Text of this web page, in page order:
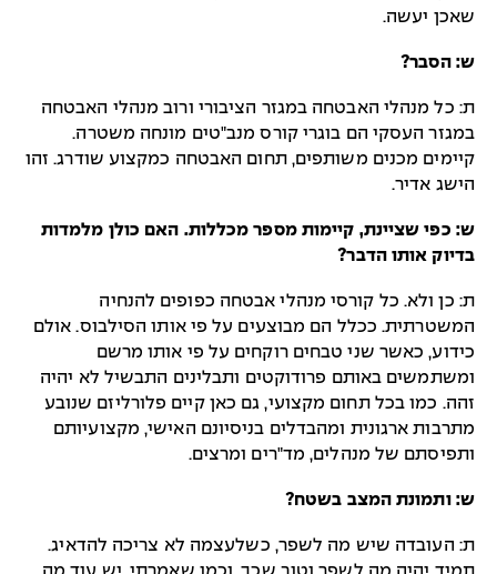
שאכן יעשה.
ש: הסבר?
ת: כל מנהלי האבטחה במגזר הציבורי ורוב מנהלי האבטחה
במגזר העסקי הם בוגרי קורס מנב"טים מונחה משטרה.
קיימים מכנים משותפים, תחום האבטחה כמקצוע שודרג. זהו
הישג אדיר.
ש: כפי שציינת, קיימות מספר מכללות. האם כולן מלמדות
בדיוק אותו הדבר?
ת: כן ולא. כל קורסי מנהלי אבטחה כפופים להנחיה
המשטרתית. ככלל הם מבוצעים על פי אותו הסילבוס. אולם
כידוע, כאשר שני טבחים רוקחים על פי אותו מרשם
ומשתמשים באותם פרודוקטים ותבלינים התבשיל לא יהיה
זהה. כמו בכל תחום מקצועי, גם כאן קיים פלורליזם שנובע
מתרבות ארגונית ומהבדלים בניסיונם האישי, מקצועיותם
ותפיסתם של מנהלים, מד"רים ומרצים.
ש: ותמונת המצב בשטח?
ת: העובדה שיש מה לשפר, כשלעצמה לא צריכה להדאיג.